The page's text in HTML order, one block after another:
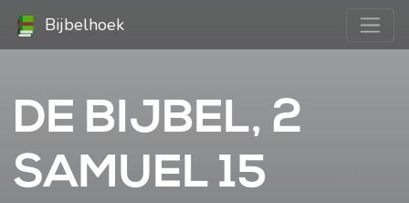
Bijbelhoek
DE BIJBEL, 2
SAMUEL 15